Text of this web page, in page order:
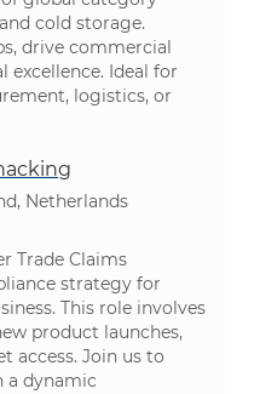
cold storage.
drive commercial
excellence. Ideal for
logistics, or
Netherlands
Trade Claims
strategy for
This role involves
product launches,
access. Join us to
a dynamic